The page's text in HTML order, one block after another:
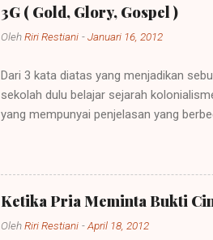
3G ( Gold, Glory, Gospel )
OlehRiri Restiani -Januari 16, 2012
Dari 3 kata diatas yang menjadikan
sekolah dulu belajar sejarah
yang mempunyai penjelasan yang
itu bisa dipelihara atau berkembang.
menempati tanah-tanah itu. Perkataan
memerintah (imperare) disebut
diberi imperium itu ialah raja, dan
Ketika Pria Meminta Bukti
OlehRiri Restiani -April 18, 2012